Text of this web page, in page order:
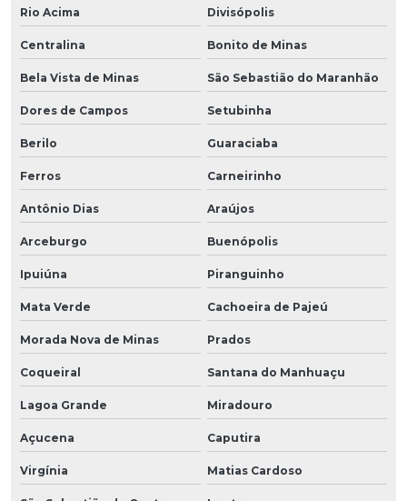
Rio Acima Divisópolis
Centralina Bonito de Minas
Bela Vista de Minas São Sebastião do Maranhão
Dores de Campos Setubinha
Berilo Guaraciaba
Ferros Carneirinho
Antônio Dias Araújos
Arceburgo Buenópolis
Ipuiúna Piranguinho
Mata Verde Cachoeira de Pajeú
Morada Nova de Minas Prados
Coqueiral Santana do Manhuaçu
Lagoa Grande Miradouro
Açucena Caputira
Virgínia Matias Cardoso